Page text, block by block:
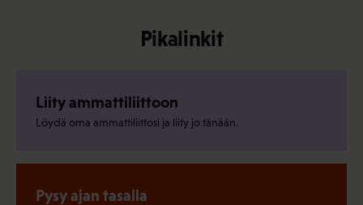
Pikalinkit
Liity ammattiliittoon
Löydä oma ammattiliittosi ja liity jo tänään.
Pysy ajan tasalla